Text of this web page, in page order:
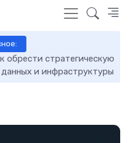
обрести стратегическую
и инфраструктуры